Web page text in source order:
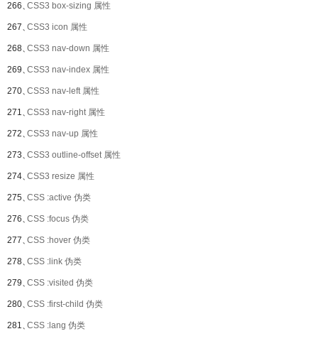
266、CSS3 box-sizing 属性
267、CSS3 icon 属性
268、CSS3 nav-down 属性
269、CSS3 nav-index 属性
270、CSS3 nav-left 属性
271、CSS3 nav-right 属性
272、CSS3 nav-up 属性
273、CSS3 outline-offset 属性
274、CSS3 resize 属性
275、CSS :active 伪类
276、CSS :focus 伪类
277、CSS :hover 伪类
278、CSS :link 伪类
279、CSS :visited 伪类
280、CSS :first-child 伪类
281、CSS :lang 伪类